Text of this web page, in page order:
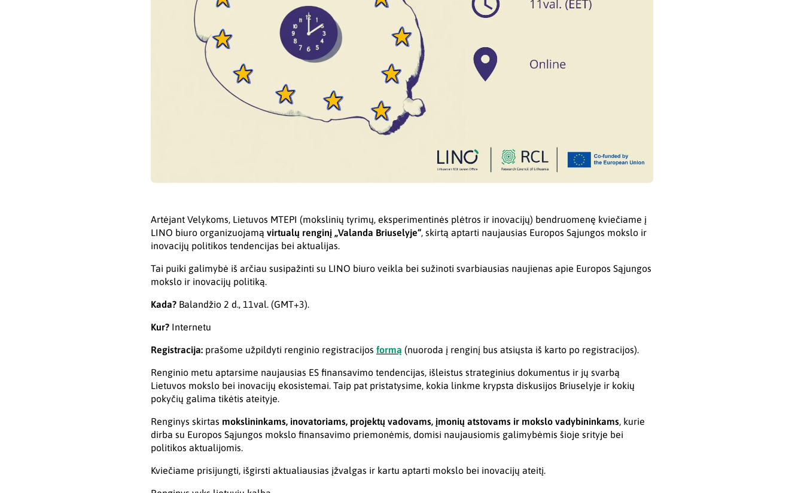
Artėjant Velykoms, Lietuvos MTEPI (mokslinių tyrimų, eksperimentinės plėtros ir inovacijų) bendruomenę kviečiame į
LINO biuro organizuojamą virtualų renginį „Valanda Briuselyje“, skirtą aptarti naujausias Europos Sąjungos mokslo ir
inovacijų politikos tendencijas bei aktualijas.
Tai puiki galimybė iš arčiau susipažinti su LINO biuro veikla bei sužinoti svarbiausias naujienas apie Europos Sąjungos
mokslo ir inovacijų politiką.
Kada? Balandžio 2 d., 11val. (GMT+3).
Kur? Internetu
Registracija: prašome užpildyti renginio registracijos formą (nuoroda į renginį bus atsiųsta iš karto po registracijos).
Renginio metu aptarsime naujausias ES finansavimo tendencijas, išleistus strateginius dokumentus ir jų svarbą
Lietuvos mokslo bei inovacijų ekosistemai. Taip pat pristatysime, kokia linkme krypsta diskusijos Briuselyje ir kokių
pokyčių galima tikėtis ateityje.
Renginys skirtas mokslininkams, inovatoriams, projektų vadovams, įmonių atstovams ir mokslo vadybininkams, kurie
dirba su Europos Sąjungos mokslo finansavimo priemonėmis, domisi naujausiomis galimybėmis šioje srityje bei
politikos aktualijomis.
Kviečiame prisijungti, išgirsti aktualiausias įžvalgas ir kartu aptarti mokslo bei inovacijų ateitį.